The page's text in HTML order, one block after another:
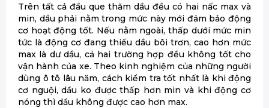
Trên tất cả đầu que thăm dầu đều có hai nấc max và
min, dầu phải nằm trong mức này mới đảm bảo động
cơ hoạt động tốt. Nếu nằm ngoài, thấp dưới mức min
tức là động cơ đang thiếu dầu bôi trơn, cao hơn mức
max là dư dầu, cả hai trường hợp đều không tốt cho
vận hành của xe. Theo kinh nghiệm của những người
dùng ô tô lâu năm, cách kiểm tra tốt nhất là khi động
cơ nguội, dầu ko được thấp hơn min và khi động cơ
nóng thì dầu không được cao hơn max.